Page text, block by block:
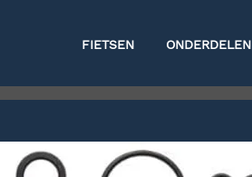
FIETSEN ONDERDELEN